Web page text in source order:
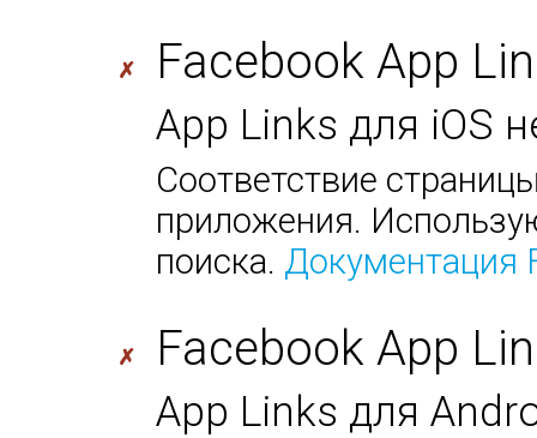
✗ Facebook App
App Links для iOS
Соответствие
приложения.
поиска. Документация
✗ Facebook App
App Links для